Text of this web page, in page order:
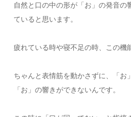
自然と口の中の形が「お」の発音の
ていると思います。
疲れている時や寝不足の時、この機
ちゃんと表情筋を動かさずに、「お
「お」の響きができないんです。